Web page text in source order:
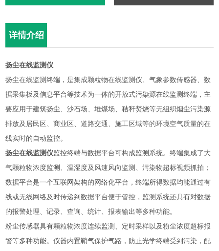
详情介绍
扬尘在线监测仪
扬尘在线监测终端，是集成颗粒物在线监测仪、气象参数传感器、数
据采集板及信息平台等技术为一体的开放式污染源在线监测终端，主
要应用于建筑扬尘、沙石场、堆煤场、秸秆焚烧等无组织烟尘污染源
排放及居民区、商业区、道路交通、施工区域等的环境空气质量的在
线实时的自动监控。
扬尘在线监测仪监控终端与数据平台可构成监测系统。终端集成了大
气颗粒物浓度监测、温湿度及风速风向监测、污染物超标视频抓拍；
数据平台是一个互联网架构的网络化平台，终端所得数据均能通过有
线或无线网络及时传递到数据平台便于管控，监测系统还具有对数据
的报警处理、记录、查询、统计、报表输出等多种功能。
粉尘传感器具有颗粒物浓度连续监测、定时采样以及粉尘浓度超标报
警等多种功能。仪器内置鞘气保护气路，防止光学终端受到污染，配